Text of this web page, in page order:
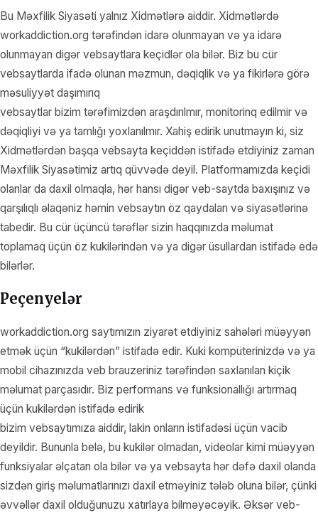
Bu Məxfilik Siyasəti yalnız Xidmətlərə aiddir. Xidmətlərdə
workaddiction.org tərəfindən idarə olunmayan və ya idarə
olunmayan digər vebsaytlara keçidlər ola bilər. Biz bu cür
vebsaytlarda ifadə olunan məzmun, dəqiqlik və ya fikirlərə görə
məsuliyyət daşımırıq
vebsaytlar bizim tərəfimizdən araşdırılmır, monitorinq edilmir və
dəqiqliyi və ya tamlığı yoxlanılmır. Xahiş edirik unutmayın ki, siz
Xidmətlərdən başqa vebsayta keçiddən istifadə etdiyiniz zaman
Məxfilik Siyasətimiz artıq qüvvədə deyil. Platformamızda keçidi
olanlar da daxil olmaqla, hər hansı digər veb-saytda baxışınız və
qarşılıqlı əlaqəniz həmin vebsaytın öz qaydaları və siyasətlərinə
tabedir. Bu cür üçüncü tərəflər sizin haqqınızda məlumat
toplamaq üçün öz kukilərindən və ya digər üsullardan istifadə edə
bilərlər.
Peçenyelər
workaddiction.org saytımızın ziyarət etdiyiniz sahələri müəyyən
etmək üçün “kukilərdən” istifadə edir. Kuki kompüterinizdə və ya
mobil cihazınızda veb brauzeriniz tərəfindən saxlanılan kiçik
məlumat parçasıdır. Biz performans və funksionallığı artırmaq
üçün kukilərdən istifadə edirik
bizim vebsaytımıza aiddir, lakin onların istifadəsi üçün vacib
deyildir. Bununla belə, bu kukilər olmadan, videolar kimi müəyyən
funksiyalar əlçatan ola bilər və ya vebsayta hər dəfə daxil olanda
sizdən giriş məlumatlarınızı daxil etməyiniz tələb oluna bilər, çünki
əvvəllər daxil olduğunuzu xatırlaya bilməyəcəyik. Əksər veb-